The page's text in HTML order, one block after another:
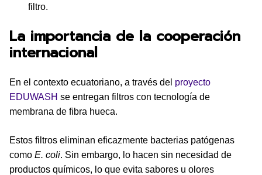
filtro.
La importancia de la cooperación
internacional
En el contexto ecuatoriano, a través del proyecto
EDUWASH se entregan filtros con tecnología de
membrana de fibra hueca.
Estos filtros eliminan eficazmente bacterias patógenas
como E. coli. Sin embargo, lo hacen sin necesidad de
productos químicos, lo que evita sabores u olores